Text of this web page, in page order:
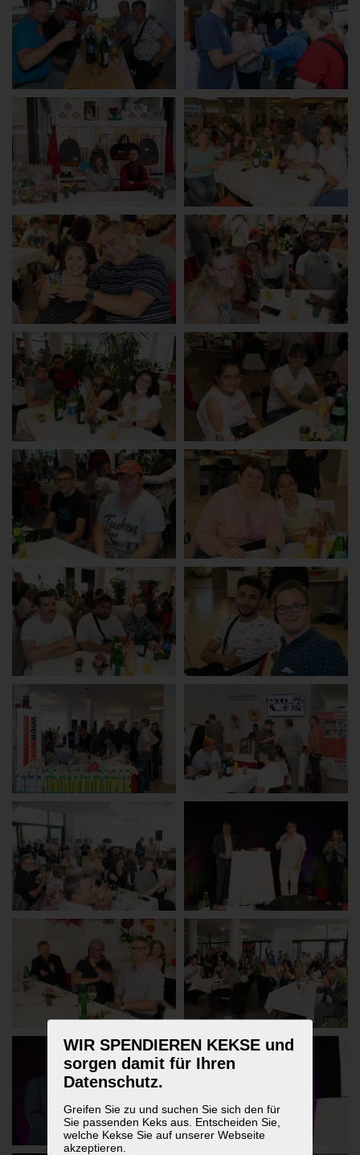
WIR SPENDIEREN KEKSE und
sorgen damit für Ihren
Datenschutz.
Greifen Sie zu und suchen Sie sich den für
Sie passenden Keks aus. Entscheiden Sie,
welche Kekse Sie auf unserer Webseite
akzeptieren.